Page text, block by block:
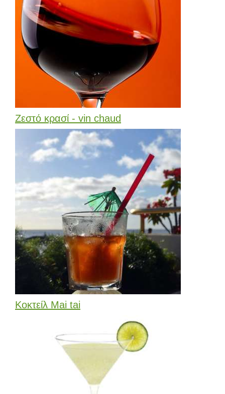
Ζεστό κρασί - vin chaud
Κοκτείλ Mai tai